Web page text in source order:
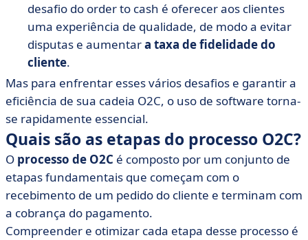
desafio do order to cash é oferecer aos clientes
uma experiência de qualidade, de modo a evitar
disputas e aumentara taxa de fidelidade do
cliente.
Mas para enfrentar esses vários desafios e garantir a
eficiência de sua cadeia O2C, o uso de software torna-
se rapidamente essencial.
Quais são as etapas do processo O2C?
O processo de O2C é composto por um conjunto de
etapas fundamentais que começam com o
recebimento de um pedido do cliente e terminam com
a cobrança do pagamento.
Compreender e otimizar cada etapa desse processo é